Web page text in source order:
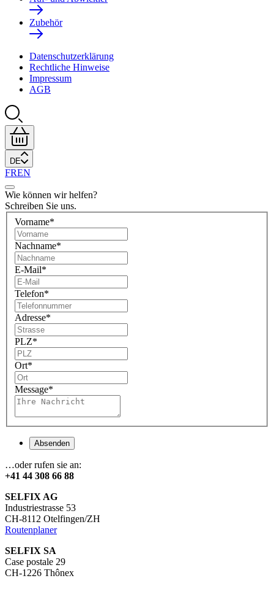
Zubehör
Datenschutzerklärung
Rechtliche Hinweise
Impressum
AGB
DE
FREN
Wie können wir helfen?
Schreiben Sie uns.
Vorname*
Nachname*
E-Mail*
Telefon*
Adresse*
PLZ*
Ort*
Message*
Absenden
…oder rufen sie an:
+41 44 308 66 88
SELFIX AG
Industriestrasse 53
CH-8112 Otelfingen/ZH
Routenplaner
SELFIX SA
Case postale 29
CH-1226 Thônex